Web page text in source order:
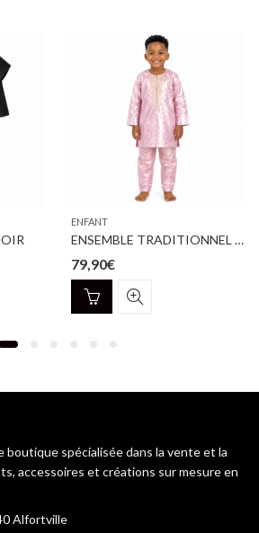
ENFANT
ENSEMBLE TRADITIONNEL BAZIN BROCARD ROSE
79,90€
boutique spécialisée dans la vente et la
accessoires et créations sur mesure en
Alfortville